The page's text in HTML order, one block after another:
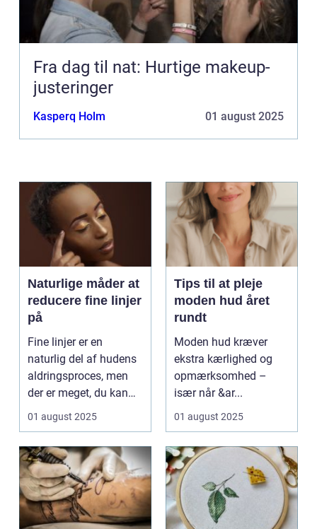
Fra dag til nat: Hurtige makeup-
justeringer
Kasperq Holm 01 august 2025
Naturlige måder at
reducere fine linjer
på
Fine linjer er en
naturlig del af hudens
aldringsproces, men
der er meget, du kan
gøre for at...
01 august 2025
Tips til at pleje
moden hud året
rundt
Moden hud kræver
ekstra kærlighed og
opmærksomhed –
især når &ar...
01 august 2025